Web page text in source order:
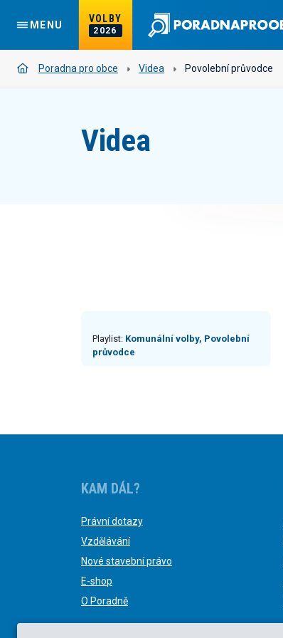
MENU
VOLBY
2026
Poradna pro obce Videa Povolební průvodce
Videa
Playlist: Komunální volby, Povolební
průvodce
KAM DÁL?
Právní dotazy
Vzdělávání
Nové stavební právo
E-shop
O Poradně